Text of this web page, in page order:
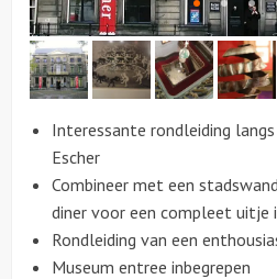
Quizzen en
Sportieve
Interessante rondleiding
Escher
Combineer met een
diner voor een compleet uitje
Rondleiding van een
Museum entree inbegrepen